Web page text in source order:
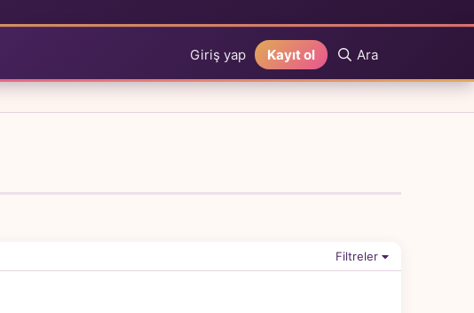
Giriş yap Kayıt ol Ara
Filtreler